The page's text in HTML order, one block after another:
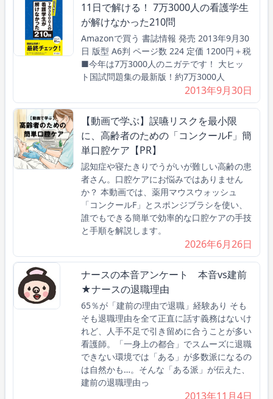
11日で解ける！ 7万3000人の看護学生
が解けなかった210問
Amazonで買う 書誌情報 発売 2013年9月30
日 版型 A6判 ページ数 224 定価 1200円＋税
■今年は7万3000人のニガテです！ 大ヒッ
ト国試問題集の最新版！約7万3000人
2013年9月30日
【動画で学ぶ】誤嚥リスクを最小限
に、高齢者のための「コンクールF」簡
単口腔ケア【PR】
認知症や寝たきりでうがいが難しい高齢の患
者さん。口腔ケアにお悩みではありません
か？ 本動画では、薬用マウスウォッシュ
「コンクールF」とスポンジブラシを使い、
誰でもできる簡単で効率的な口腔ケアの手技
と手順を解説します。
2026年6月26日
ナースの本音アンケート 本音vs建前
★ナースの退職理由
65％が「建前の理由で退職」経験あり そも
そも退職理由を全て正直に話す義務はないけ
れど、人手不足で引き留めに合うことが多い
看護師。「一身上の都合」でスムーズに退職
できない環境では「ある」が多数派になるの
は自然かも…。そんな「ある派」が伝えた、
建前の退職理由っ
2013年11月4日